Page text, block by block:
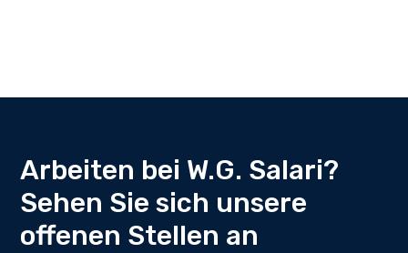
Arbeiten bei W.G. Salari?
Sehen Sie sich unsere
offenen Stellen an